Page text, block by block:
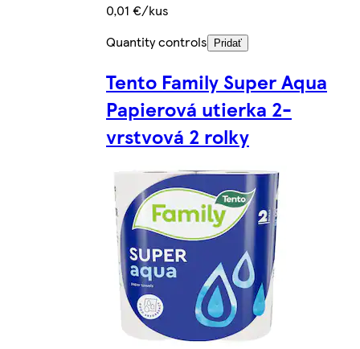
0,01 €/kus
Quantity controls
Pridať
Tento Family Super Aqua
Papierová utierka 2-
vrstvová 2 rolky